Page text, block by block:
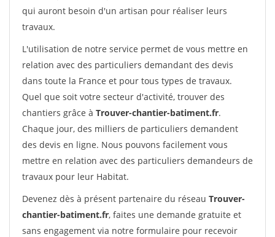
qui auront besoin d'un artisan pour réaliser leurs
travaux.
L'utilisation de notre service permet de vous mettre en
relation avec des particuliers demandant des devis
dans toute la France et pour tous types de travaux.
Quel que soit votre secteur d'activité, trouver des
chantiers grâce à Trouver-chantier-batiment.fr.
Chaque jour, des milliers de particuliers demandent
des devis en ligne. Nous pouvons facilement vous
mettre en relation avec des particuliers demandeurs de
travaux pour leur Habitat.
Devenez dès à présent partenaire du réseau Trouver-
chantier-batiment.fr, faites une demande gratuite et
sans engagement via notre formulaire pour recevoir